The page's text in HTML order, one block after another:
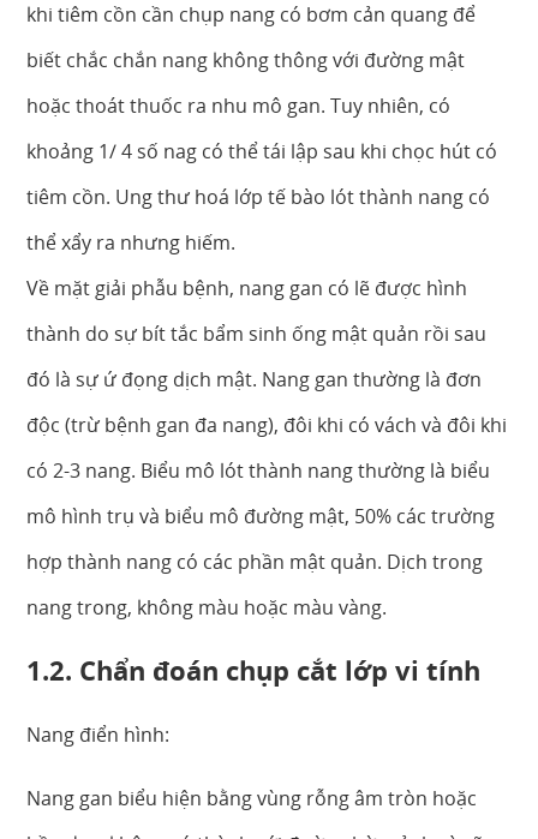
khi tiêm cồn cần chụp nang có bơm cản quang để
biết chắc chắn nang không thông với đường mật
hoặc thoát thuốc ra nhu mô gan. Tuy nhiên, có
khoảng 1/ 4 số nag có thể tái lập sau khi chọc hút có
tiêm cồn. Ung thư hoá lớp tế bào lót thành nang có
thể xẩy ra nhưng hiếm.
Về mặt giải phẫu bệnh, nang gan có lẽ được hình
thành do sự bít tắc bẩm sinh ống mật quản rồi sau
đó là sự ứ đọng dịch mật. Nang gan thường là đơn
độc (trừ bệnh gan đa nang), đôi khi có vách và đôi khi
có 2-3 nang. Biểu mô lót thành nang thường là biểu
mô hình trụ và biểu mô đường mật, 50% các trường
hợp thành nang có các phần mật quản. Dịch trong
nang trong, không màu hoặc màu vàng.
1.2. Chẩn đoán chụp cắt lớp vi tính
Nang điển hình:
Nang gan biểu hiện bằng vùng rỗng âm tròn hoặc